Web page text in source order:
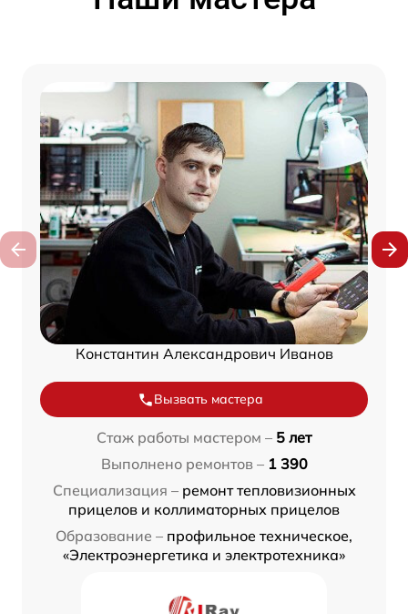
Константин Александрович Иванов
Вызвать мастера
Стаж работы мастером – 5 лет
Выполнено ремонтов – 1 390
Специализация – ремонт тепловизионных
прицелов и коллиматорных прицелов
Образование – профильное техническое,
«Электроэнергетика и электротехника»